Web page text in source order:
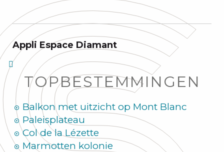
Appli Espace Diamant
TOPBESTEMMINGEN
Balkon met uitzicht op Mont Blanc
Paleisplateau
Col de la Lézette
Marmotten kolonie